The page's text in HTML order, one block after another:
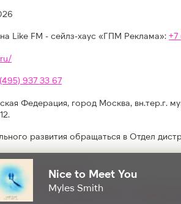
Nice to Meet You
Myles Smith
Like FM - сейлз-хаус «ГПМ Реклама»:+7
937 33 67
Федерация, город Москва, вн.тер.г.
развития обращаться в Отдел
конкурсах, играх
Результаты СОУТ